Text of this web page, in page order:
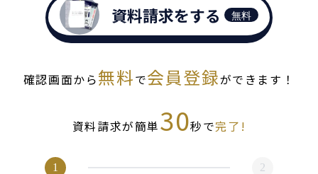
資料請求をする 無料
確認画面から無料で会員登録ができます！
資料請求が簡単30秒で完了!
1 2